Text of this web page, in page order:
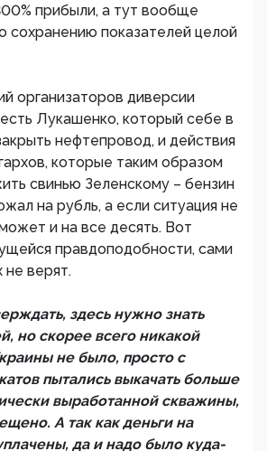
прибыли, а тут вообще
сохранению показателей целой
организаторов диверсии
Лукашенко, который себе в
нефтепровод, и действия
которые таким образом
свинью Зеленскому – бензин
на рубль, а если ситуация не
и на все десять. Вот
правдоподобности, сами
не верят.
здесь нужно знать
но скорее всего никакой
не было, просто с
пытались выкачать больше
выработанной скважины,
А так как деньги на
да и надо было куда-